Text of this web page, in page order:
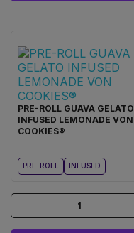
PRE-ROLL GUAVA GELATO
INFUSED LEMONADE VON
COOKIES®
PRE-ROLL INFUSED
1